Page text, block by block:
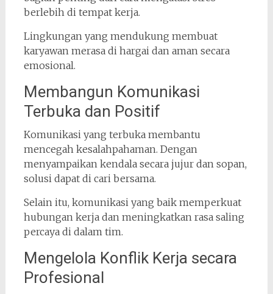
berlebih di tempat kerja.
Lingkungan yang mendukung membuat
karyawan merasa di hargai dan aman secara
emosional.
Membangun Komunikasi
Terbuka dan Positif
Komunikasi yang terbuka membantu
mencegah kesalahpahaman. Dengan
menyampaikan kendala secara jujur dan sopan,
solusi dapat di cari bersama.
Selain itu, komunikasi yang baik memperkuat
hubungan kerja dan meningkatkan rasa saling
percaya di dalam tim.
Mengelola Konflik Kerja secara
Profesional